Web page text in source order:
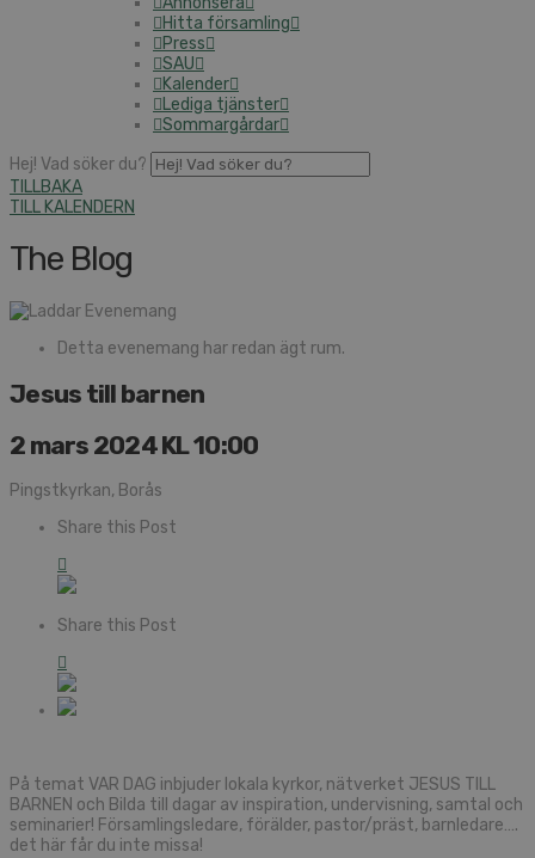
Hitta församling
Press
SAU
Kalender
Lediga tjänster
Sommargårdar
Hej! Vad söker du?
TILLBAKA
TILL KALENDERN
The Blog
Detta evenemang har redan ägt rum.
Jesus till barnen
2 mars 2024 KL 10:00
Pingstkyrkan, Borås
Share this Post
Share this Post
På temat VAR DAG inbjuder lokala kyrkor, nätverket JESUS TILL
BARNEN och Bilda till dagar av inspiration, undervisning, samtal och
seminarier! Församlingsledare, förälder, pastor/präst, barnledare….
det här får du inte missa!